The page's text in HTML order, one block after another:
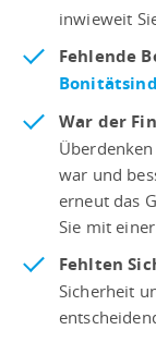
inwieweit
Fehlende
War der
war und
erneut das
Sie mit
Fehlten
Sicherheit